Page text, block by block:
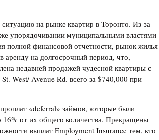
на рынке квартир в Торонто. Из-за
упорядочивании муниципальными властями
полной финансовой отчетности, рынок жилья
аренду на долгосрочный период, что,
недавней продажей чудесной квартиры с
West/ Avenue Rd. всего за $740,000 при
«deferral» займов, которые были
16% от их общего количества. Прекращены
выплат Employment Insurance тем, кто